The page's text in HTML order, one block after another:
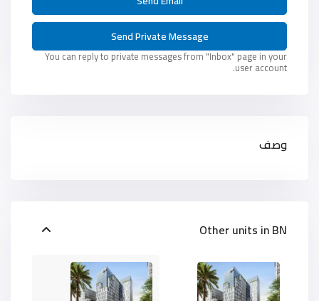
وصف
Other units inBN
You can reply to private messages from "Inbox" page in your
user account.